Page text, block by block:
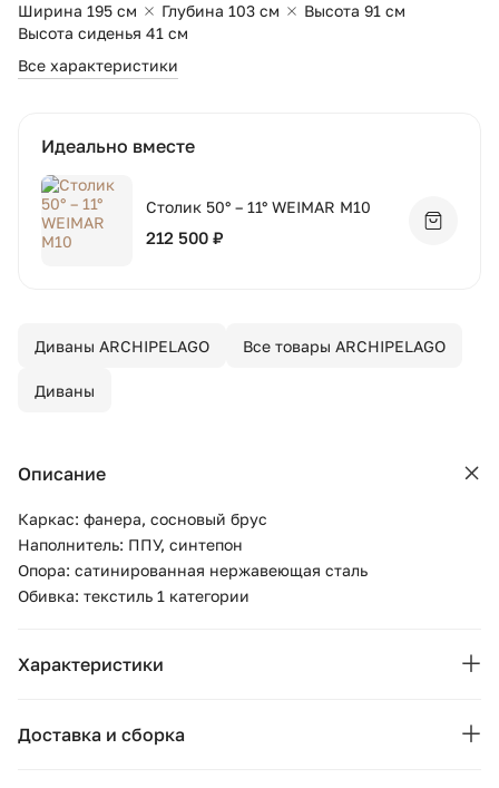
Ширина 195 см
Глубина 103 см
Высота 91 см
Высота сиденья 41 см
Все характеристики
Идеально вместе
Столик 50° – 11° WEIMAR M10
212 500 ₽
Диваны ARCHIPELAGO Все товары ARCHIPELAGO
Диваны
Описание
Каркас: фанера, сосновый брус
Наполнитель: ППУ, синтепон
Опора: сатинированная нержавеющая сталь
Обивка: текстиль 1 категории
Характеристики
Доставка и сборка